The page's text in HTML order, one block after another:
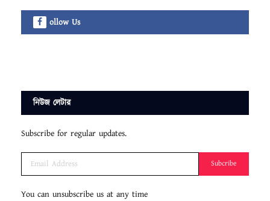
ollow Us
নিউজ লেটার
Subscribe for regular updates.
Subcribe
You can unsubscribe us at any time